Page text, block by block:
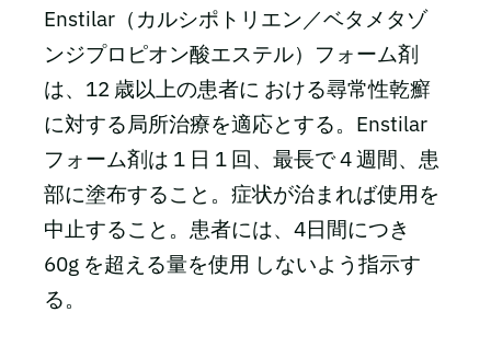
Enstilar（カルシポトリエン／ベタメタゾ
ンジプロピオン酸エステル）フォーム剤
は、12 歳以上の患者に おける尋常性乾癬
に対する局所治療を適応とする。Enstilar
フォーム剤は 1 日 1 回、最長で 4 週間、患
部に塗布すること。症状が治まれば使用を
中止すること。患者には、4日間につき
60g を超える量を使用 しないよう指示す
る。